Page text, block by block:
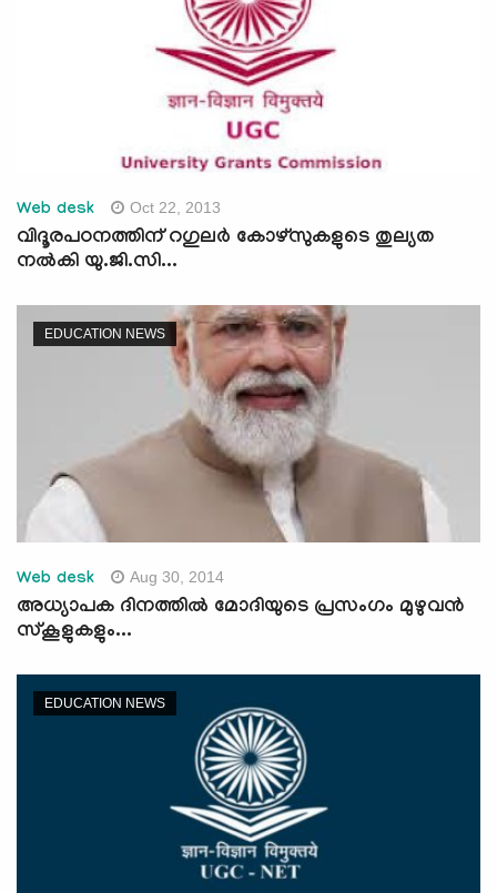
Web desk Oct 22, 2013
വിദൂരപഠനത്തിന് റഗുലര്‍ കോഴ്സുകളുടെ തുല്യത
നല്‍കി യു.ജി.സി...
EDUCATION NEWS
Web desk Aug 30, 2014
അധ്യാപക ദിനത്തില്‍ മോദിയുടെ പ്രസംഗം മുഴുവന്‍
സ്കൂളുകളും...
EDUCATION NEWS